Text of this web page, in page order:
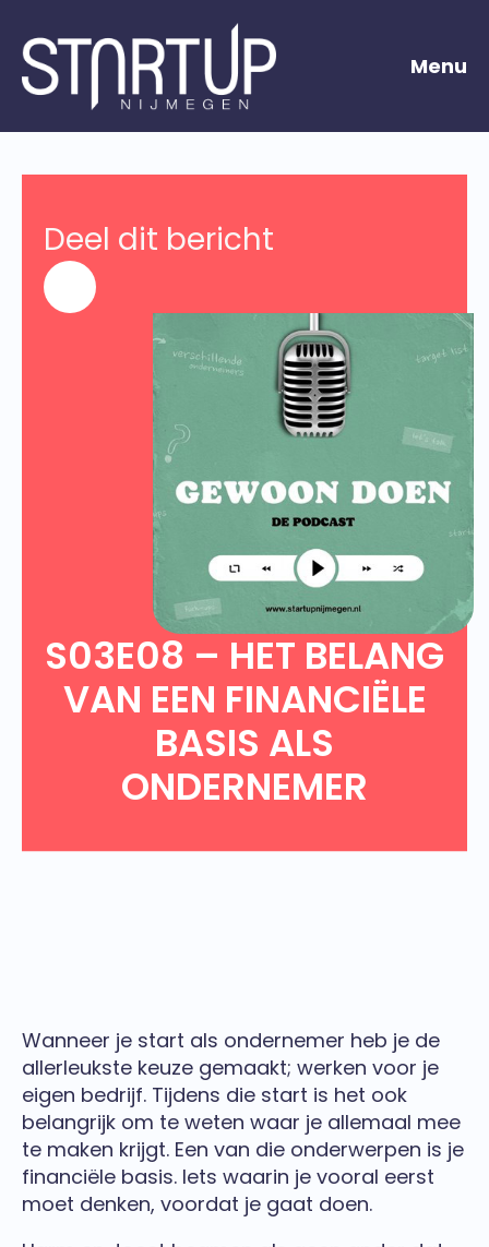
Menu
Deel dit bericht
S03E08 – HET BELANG
VAN EEN FINANCIËLE
BASIS ALS
ONDERNEMER
Wanneer je start als ondernemer heb je de
allerleukste keuze gemaakt; werken voor je
eigen bedrijf. Tijdens die start is het ook
belangrijk om te weten waar je allemaal mee
te maken krijgt. Een van die onderwerpen is je
financiële basis. Iets waarin je vooral eerst
moet denken, voordat je gaat doen.